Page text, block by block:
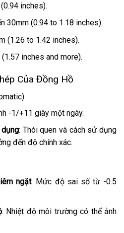
inches).
30mm (0.94 to 1.18 inches).
(1.26 to 1.42 inches).
inches and more).
Của Đồng Hồ
-1/+11 giây một ngày.
: Thói quen và cách sử dụng
đến độ chính xác.
ngặt: Mức độ sai số từ -0.5
: Nhiệt độ môi trường có thể ảnh